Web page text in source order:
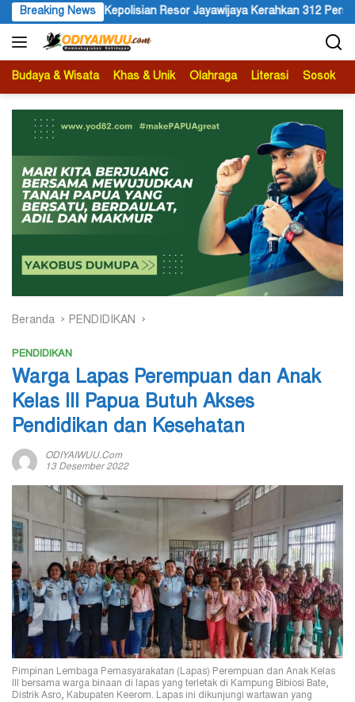
Langsung
ke
konten
Breaking News
Kerahkan 312 Personel Amankan Karnaval Budaya Wamena
Budaya & Wisata Khas & Unik Olahraga Literasi Sosok
Beranda PENDIDIKAN
PENDIDIKAN
Warga Lapas Perempuan dan Anak
Kelas III Papua Butuh Akses
Pendidikan dan Kesehatan
ODIYAIWUU.com
13 Desember 2022
Pimpinan Lembaga Pemasyarakatan (Lapas) Perempuan dan Anak Kelas
III bersama warga binaan di lapas yang terletak di Kampung Bibiosi Bate,
Distrik Asro, Kabupaten Keerom. Lapas ini dikunjungi wartawan yang